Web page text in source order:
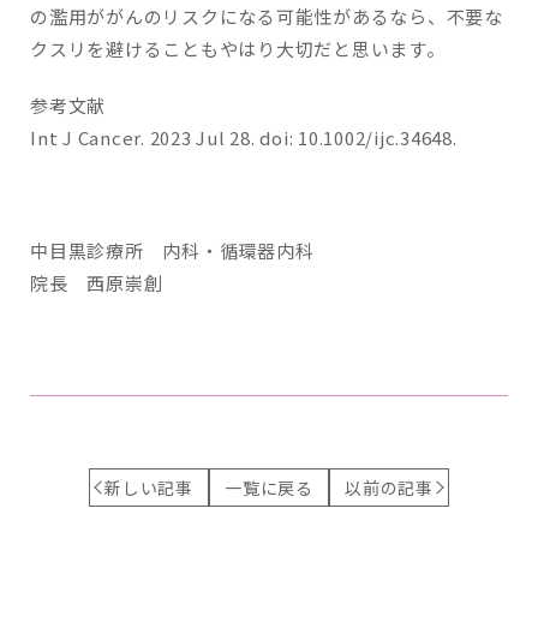
の濫用ががんのリスクになる可能性があるなら、不要な
クスリを避けることもやはり大切だと思います。
参考文献
Int J Cancer. 2023 Jul 28. doi: 10.1002/ijc.34648.
中目黒診療所 内科・循環器内科
院長 西原崇創
新しい記事 一覧に戻る 以前の記事